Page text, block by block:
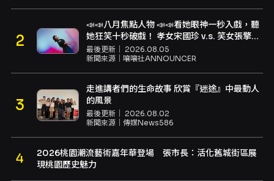
📣📣八月焦點人物 📣📣看她眼神一秒入戲，聽
她狂笑十秒破戲！ 孝女宋國珍 v.s. 笑女張擎
佳：本是同根生，相約壓車別太急
最後更新｜ 2026.08.05
新聞來源｜ 嚷嚷社ANNOUNCER
走進講者們的生命故事 欣賞『迷途』中最動人
的風景
最後更新｜ 2026.08.02
新聞來源｜ 傳媒News586
2026桃園潮流藝術嘉年華登場 張市長：活化舊城街區展
現桃園歷史魅力